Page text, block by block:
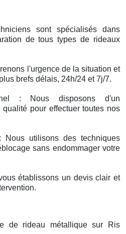
sont spécialisés dans
de tous types de rideaux
l'urgence de la situation et
brefs délais, 24h/24 et 7j/7.
: Nous disposons d'un
pour effectuer toutes nos
Nous utilisons des techniques
sans endommager votre
établissons un devis clair et
de rideau métallique sur Ris